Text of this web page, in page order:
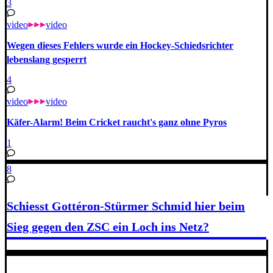
3
video video
Wegen dieses Fehlers wurde ein Hockey-Schiedsrichter
lebenslang gesperrt
4
video video
Käfer-Alarm! Beim Cricket raucht's ganz ohne Pyros
1
8
Schiesst Gottéron-Stürmer Schmid hier beim
Sieg gegen den ZSC ein Loch ins Netz?